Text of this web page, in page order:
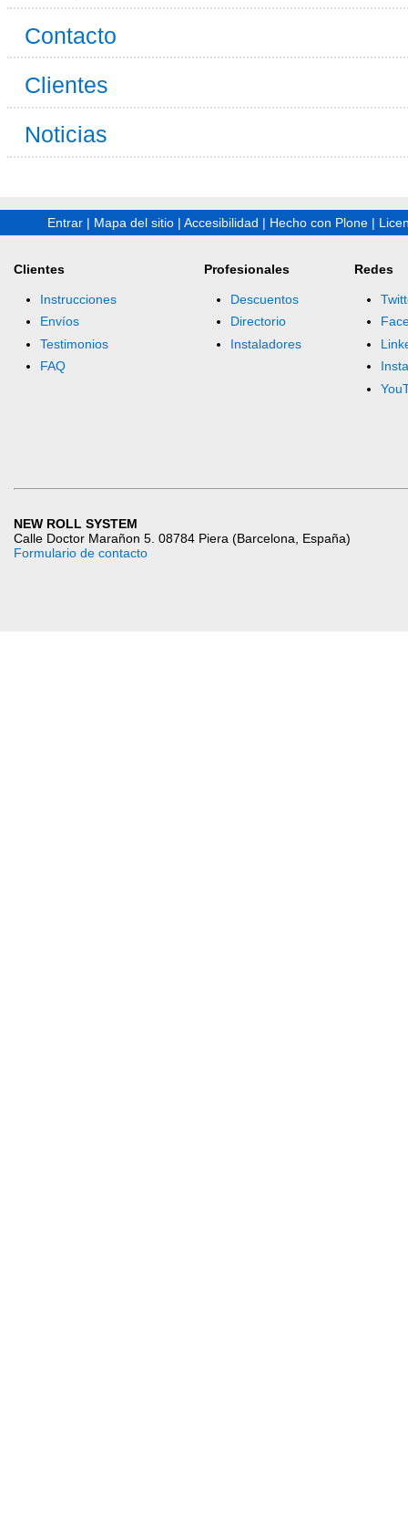
Contacto
Clientes
Noticias
Entrar | Mapa del sitio | Accesibilidad | Hecho con Plone |
Clientes
Instrucciones
Envíos
Testimonios
FAQ
Profesionales
Descuentos
Directorio
Instaladores
Redes
NEW ROLL SYSTEM
Calle Doctor Marañon 5. 08784 Piera (Barcelona, España)
Formulario de contacto